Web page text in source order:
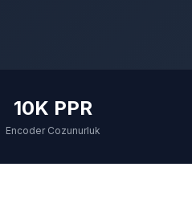
10K PPR
Encoder Cozunurluk